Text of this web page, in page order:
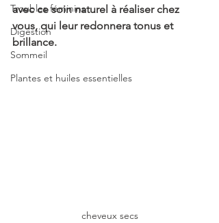
Troubles féminins
Digestion
Sommeil
Plantes et huiles essentielles
avec ce soin naturel à réaliser chez
vous, qui leur redonnera tonus et
brillance.
cheveux secs